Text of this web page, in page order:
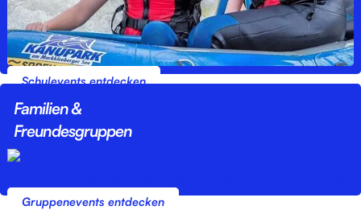
Schulevents entdecken
Familien &
Freundesgruppen
Gruppenevents entdecken